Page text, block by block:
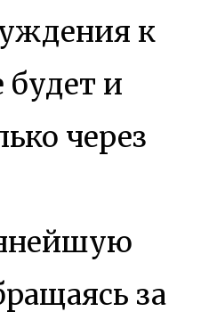
к
будет и
через
за